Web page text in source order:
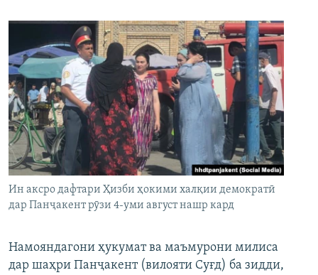
Ин аксро дафтари Ҳизби ҳокими халқии демократӣ
дар Панҷакент рӯзи 4-уми август нашр кард
Намояндагони ҳукумат ва маъмурони милиса
дар шаҳри Панҷакент (вилояти Суғд) ба зидди,